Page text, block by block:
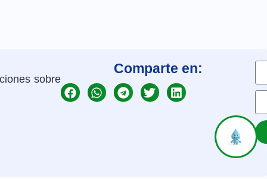
sobre
Comparte en: